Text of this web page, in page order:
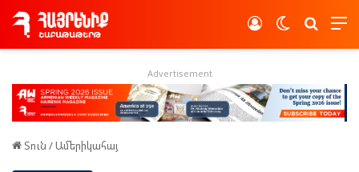
Switch skin
Log In
Advertisement
Տուն /Ամերիկահայ